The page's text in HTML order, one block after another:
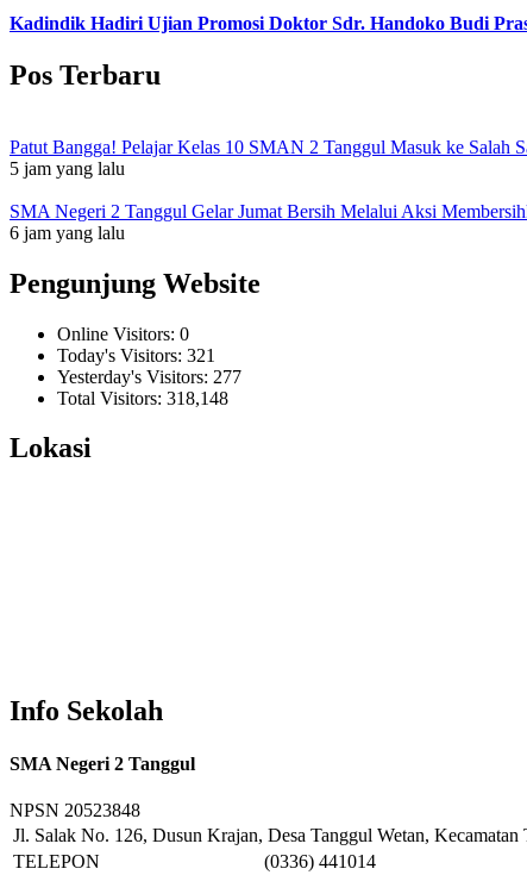
Kadindik Hadiri Ujian Promosi Doktor Sdr. Handoko Budi
Pos Terbaru
Patut Bangga! Pelajar Kelas 10 SMAN 2 Tanggul Masuk ke Salah
5 jam yang lalu
SMA Negeri 2 Tanggul Gelar Jumat Bersih Melalui Aksi
6 jam yang lalu
Pengunjung Website
Online Visitors: 0
Today's Visitors: 321
Yesterday's Visitors: 277
Total Visitors: 318,148
Lokasi
Info Sekolah
SMA Negeri 2 Tanggul
NPSN 20523848
Jl. Salak No. 126, Dusun Krajan, Desa Tanggul Wetan,
TELEPON
(0336) 441014